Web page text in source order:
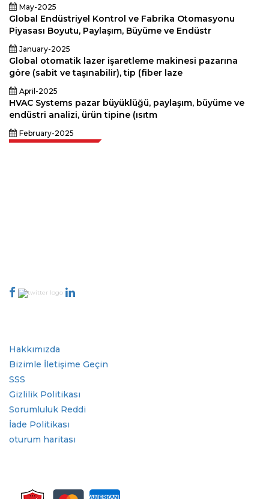
May-2025
Global Endüstriyel Kontrol ve Fabrika Otomasyonu
Piyasası Boyutu, Paylaşım, Büyüme ve Endüstr
January-2025
Global otomatik lazer işaretleme makinesi pazarına
göre (sabit ve taşınabilir), tip (fiber laze
April-2025
HVAC Systems pazar büyüklüğü, paylaşım, büyüme ve
endüstri analizi, ürün tipine (ısıtm
February-2025
Hakkımızda
Bizimle İletişime Geçin
SSS
Gizlilik Politikası
Sorumluluk Reddi
İade Politikası
oturum haritası